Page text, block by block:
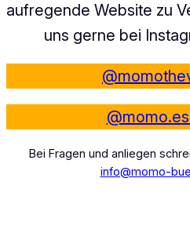
aufregende Website zu
uns gerne bei
Bei Fragen und anliegen
info@momo-